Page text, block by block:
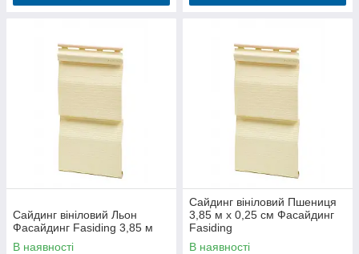
Сайдинг вініловий Льон
Фасайдинг Fasiding 3,85 м
В наявності
Сайдинг вініловий Пшениця
3,85 м х 0,25 см Фасайдинг
Fasiding
В наявності